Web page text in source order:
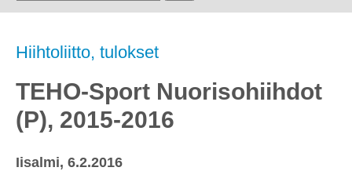
Hiihtoliitto, tulokset
TEHO-Sport Nuorisohiihdot
(P), 2015-2016
Iisalmi, 6.2.2016